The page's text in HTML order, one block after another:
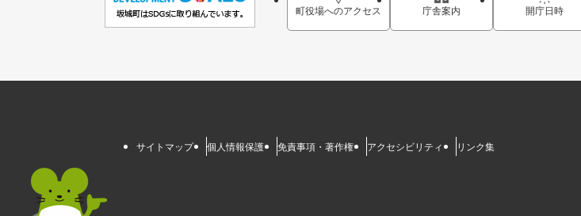
町役場へのアクセス 庁舎案内 開庁日時
サイトマップ 個人情報保護 免責事項・著作権 アクセシビリティ リンク集